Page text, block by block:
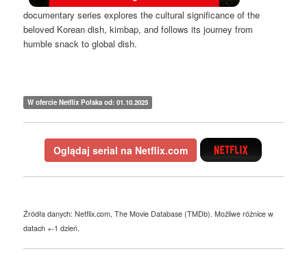
documentary series explores the cultural significance of the
beloved Korean dish, kimbap, and follows its journey from
humble snack to global dish.
W ofercie Netflix Polska od: 01.10.2025
Oglądaj serial na Netflix.com
Źródła danych: Netflix.com, The Movie Database (TMDb). Możliwe różnice w
datach +-1 dzień.